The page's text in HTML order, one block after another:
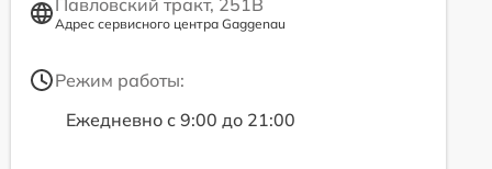
Павловский тракт, 251В
Адрес сервисного центра Gaggenau
Режим работы:
Ежедневно с 9:00 до 21:00